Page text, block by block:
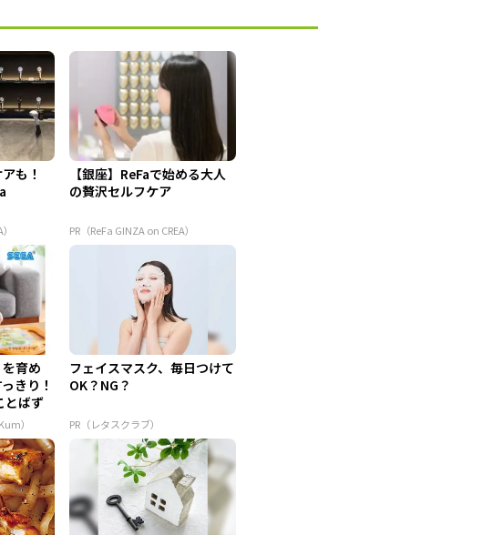
も！
【銀座】ReFaで始める大人
の贅沢セルフケア
PR（ReFa GINZA on CREA）
を育め
きり！
とばず
）
フェイスマスク、毎日つけて
OK？NG？
PR（レタスクラブ）